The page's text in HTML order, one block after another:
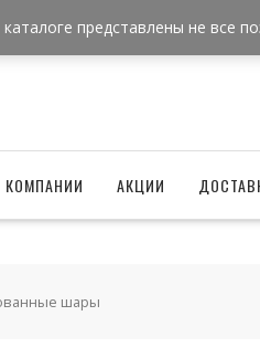
КОМПАНИИ АКЦИИ
шары
каталоге представлены не все